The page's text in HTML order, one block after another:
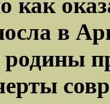
в
родины